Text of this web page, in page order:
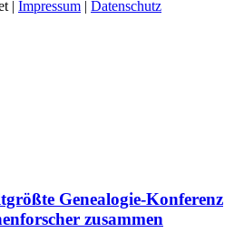
| Impressum | Datenschutz
Genealogie-Konferenz
zusammen